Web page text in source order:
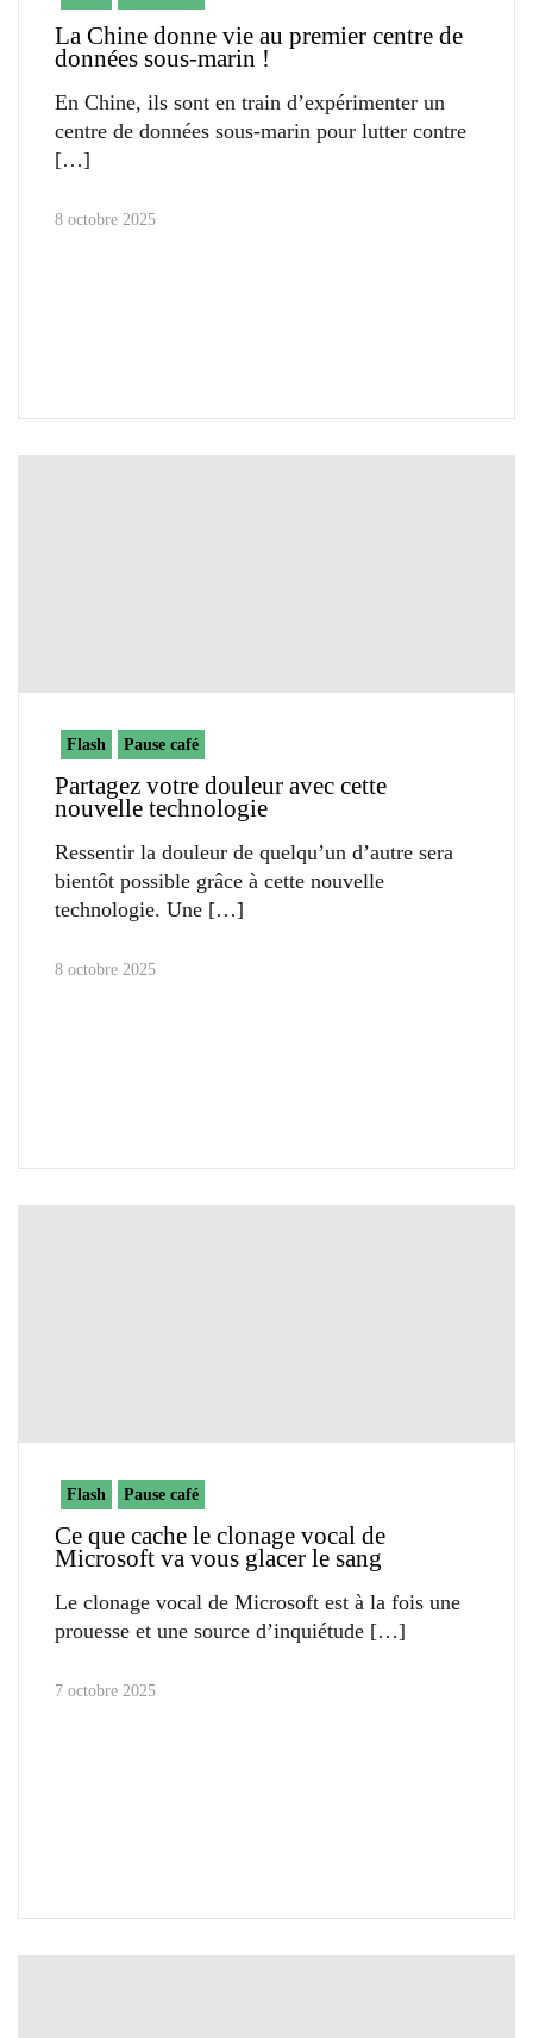
La Chine donne vie au premier centre de
données sous-marin !
En Chine, ils sont en train d’expérimenter un
centre de données sous-marin pour lutter contre
8 octobre 2025
Flash Pause café
Partagez votre douleur avec cette
nouvelle technologie
Ressentir la douleur de quelqu’un d’autre sera
bientôt possible grâce à cette nouvelle
technologie. Une
8 octobre 2025
Flash Pause café
Ce que cache le clonage vocal de
Microsoft va vous glacer le sang
Le clonage vocal de Microsoft est à la fois une
prouesse et une source d’inquiétude
7 octobre 2025